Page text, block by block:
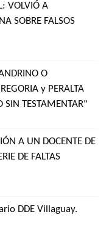
VOLVIÓ A
SOBRE FALSOS
O
y PERALTA
SIN TESTAMENTAR"
A UN DOCENTE DE
DE FALTAS
DDE Villaguay.